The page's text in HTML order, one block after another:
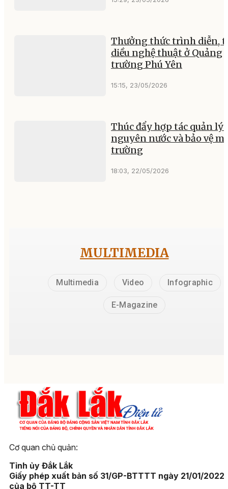
Thưởng thức trình diễn,
diều nghệ thuật ở Quảng
trường Phú Yên
15:15, 23/05/2026
Thúc đẩy hợp tác quản lý
nguyên nước và bảo vệ
trường
18:03, 22/05/2026
MULTIMEDIA
Multimedia Video Infographic
E-Magazine
Cơ quan chủ quản:
Tỉnh ủy Đắk Lắk
Giấy phép xuất bản số 31/GP-BTTTT ngày 21/01/2022
của bộ TT-TT